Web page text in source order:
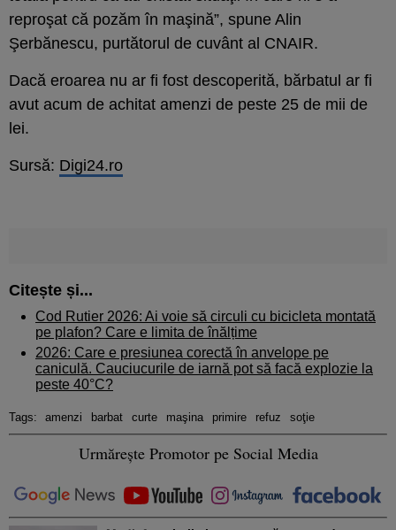
reproşat că pozăm în maşină”, spune Alin
Şerbănescu, purtătorul de cuvânt al CNAIR.
Dacă eroarea nu ar fi fost descoperită, bărbatul ar fi
avut acum de achitat amenzi de peste 25 de mii de
lei.
Sursă: Digi24.ro
Citește și...
Cod Rutier 2026: Ai voie să circuli cu bicicleta montată
pe plafon? Care e limita de înălțime
2026: Care e presiunea corectă în anvelope pe
caniculă. Cauciucurile de iarnă pot să facă explozie la
peste 40°C?
Tags: amenzi barbat curte maşina primire refuz soţie
Urmărește Promotor pe Social Media